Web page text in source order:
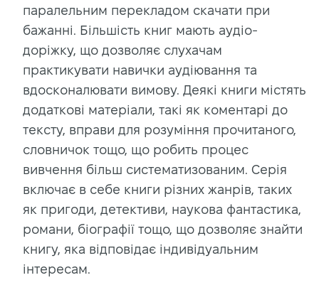
паралельним перекладом скачати при
бажанні. Більшість книг мають аудіо-
доріжку, що дозволяє слухачам
практикувати навички аудіювання та
вдосконалювати вимову. Деякі книги містять
додаткові матеріали, такі як коментарі до
тексту, вправи для розуміння прочитаного,
словничок тощо, що робить процес
вивчення більш систематизованим. Серія
включає в себе книги різних жанрів, таких
як пригоди, детективи, наукова фантастика,
романи, біографії тощо, що дозволяє знайти
книгу, яка відповідає індивідуальним
інтересам.